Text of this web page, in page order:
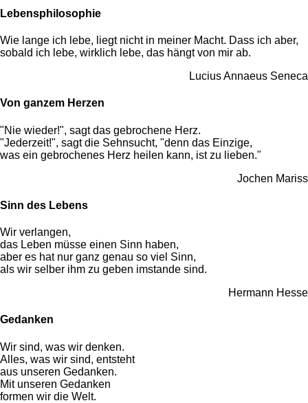
Lebensphilosophie
Wie lange ich lebe, liegt nicht in meiner Macht. Dass ich aber,
sobald ich lebe, wirklich lebe, das hängt von mir ab.
Lucius Annaeus Seneca
Von ganzem Herzen
"Nie wieder!", sagt das gebrochene Herz.
"Jederzeit!", sagt die Sehnsucht, "denn das Einzige,
was ein gebrochenes Herz heilen kann, ist zu lieben."
Jochen Mariss
Sinn des Lebens
Wir verlangen,
das Leben müsse einen Sinn haben,
aber es hat nur ganz genau so viel Sinn,
als wir selber ihm zu geben imstande sind.
Hermann Hesse
Gedanken
Wir sind, was wir denken.
Alles, was wir sind, entsteht
aus unseren Gedanken.
Mit unseren Gedanken
formen wir die Welt.